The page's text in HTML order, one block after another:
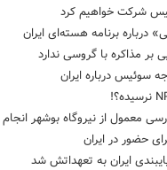
شرکت خواهیم کرد
برنامه هسته‌ای ایران
بر مذاکره با گروسی ندارد
سوئیس درباره ایران
معمول از نیروگاه بوشهر
حضور در ایران
ایران به تعهداتش شد